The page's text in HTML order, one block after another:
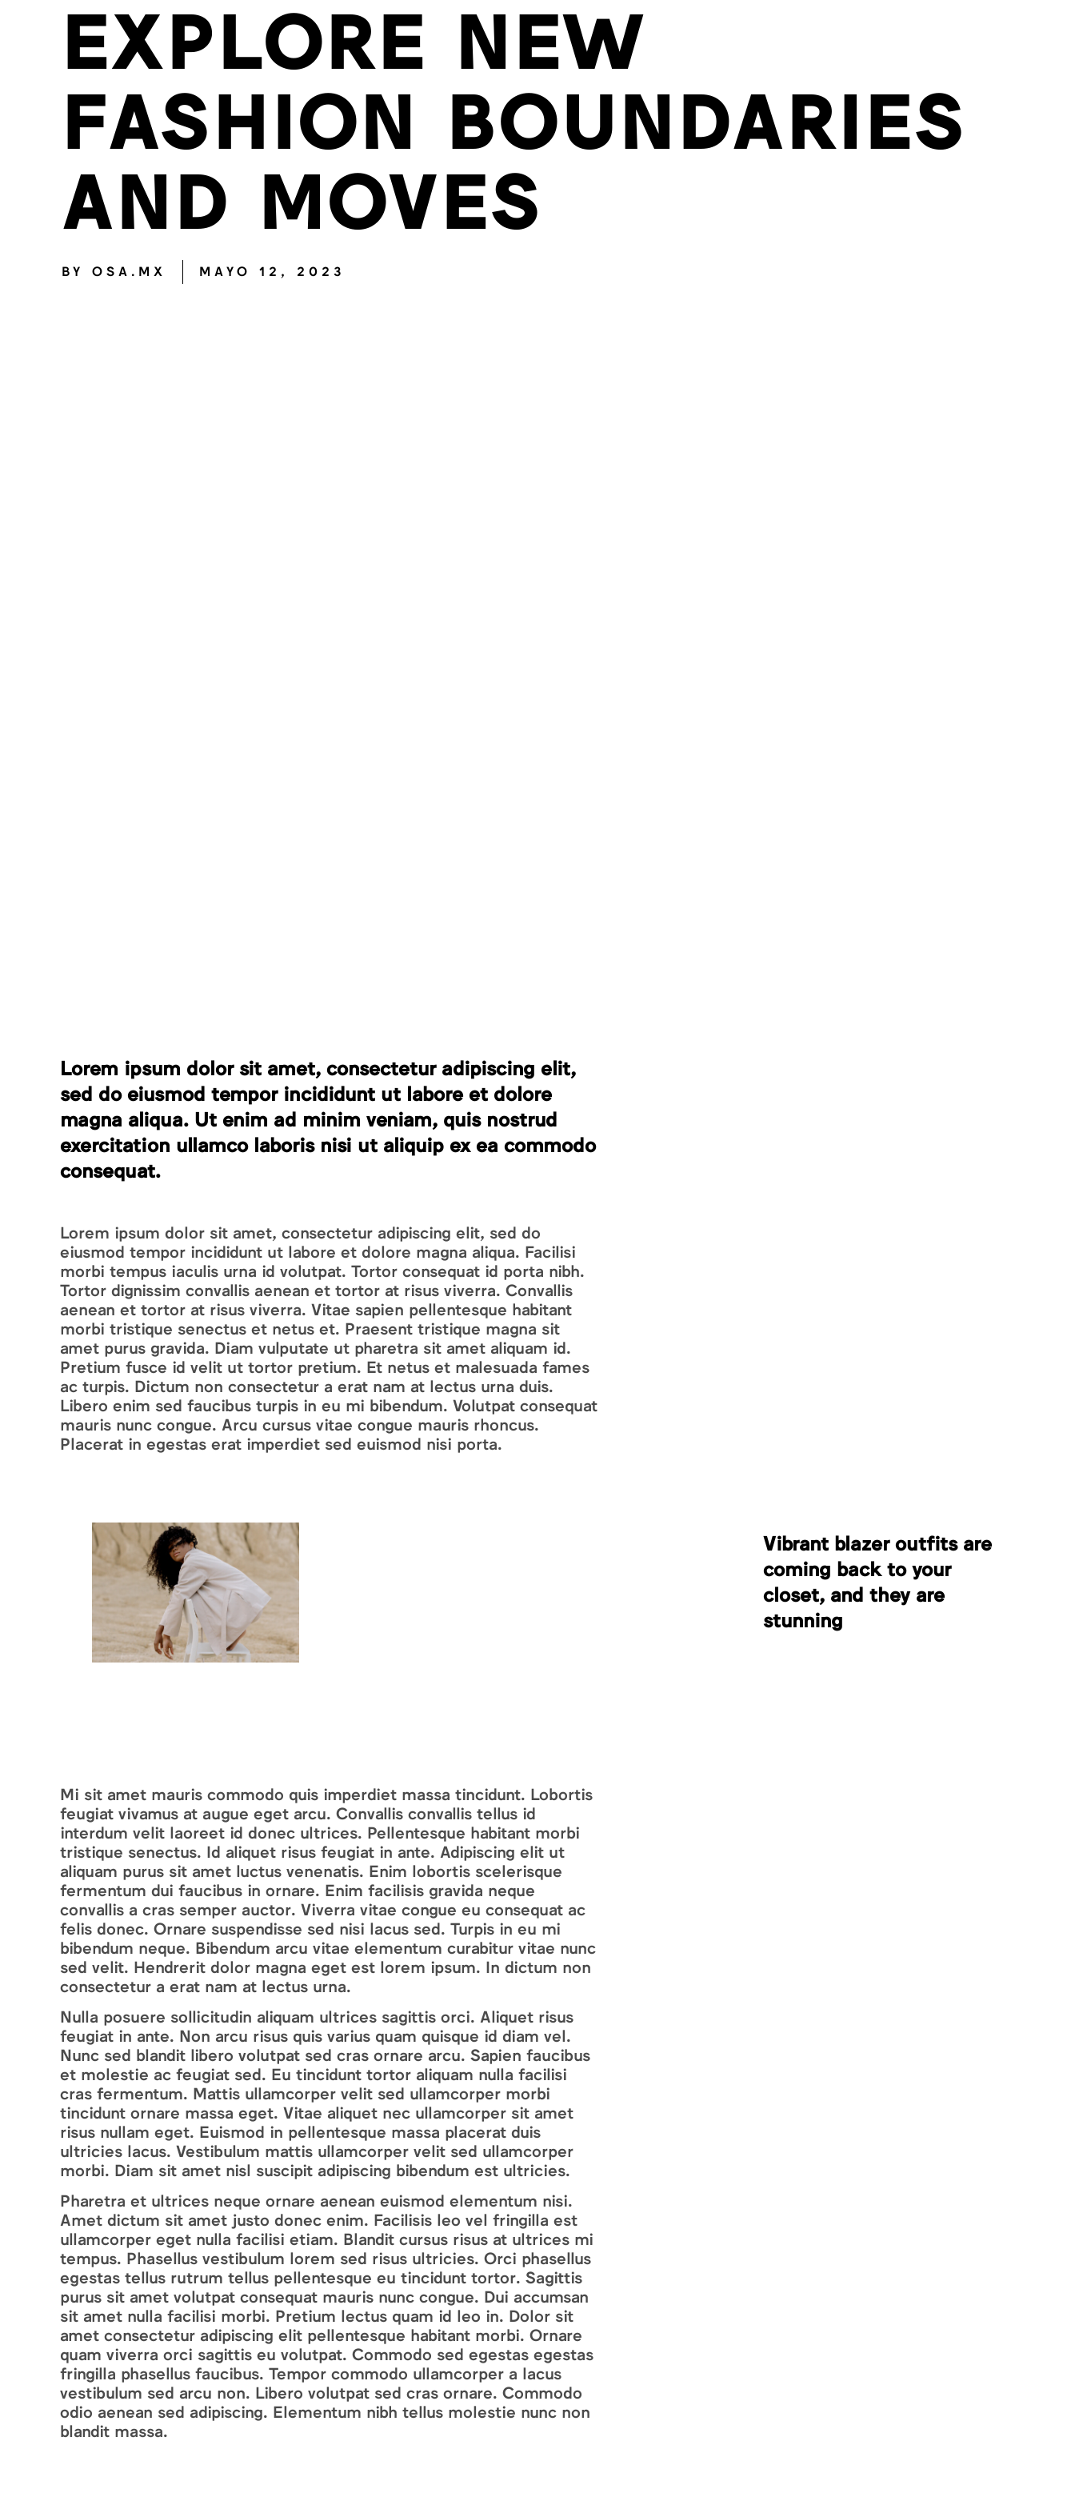
EXPLORE NEW
FASHION BOUNDARIES
AND MOVES
BY OSA.MX MAYO 12, 2023
Lorem ipsum dolor sit amet, consectetur adipiscing elit,
sed do eiusmod tempor incididunt ut labore et dolore
magna aliqua. Ut enim ad minim veniam, quis nostrud
exercitation ullamco laboris nisi ut aliquip ex ea commodo
consequat.
Lorem ipsum dolor sit amet, consectetur adipiscing elit, sed do
eiusmod tempor incididunt ut labore et dolore magna aliqua. Facilisi
morbi tempus iaculis urna id volutpat. Tortor consequat id porta nibh.
Tortor dignissim convallis aenean et tortor at risus viverra. Convallis
aenean et tortor at risus viverra. Vitae sapien pellentesque habitant
morbi tristique senectus et netus et. Praesent tristique magna sit
amet purus gravida. Diam vulputate ut pharetra sit amet aliquam id.
Pretium fusce id velit ut tortor pretium. Et netus et malesuada fames
ac turpis. Dictum non consectetur a erat nam at lectus urna duis.
Libero enim sed faucibus turpis in eu mi bibendum. Volutpat consequat
mauris nunc congue. Arcu cursus vitae congue mauris rhoncus.
Placerat in egestas erat imperdiet sed euismod nisi porta.
Mi sit amet mauris commodo quis imperdiet massa tincidunt. Lobortis
feugiat vivamus at augue eget arcu. Convallis convallis tellus id
interdum velit laoreet id donec ultrices. Pellentesque habitant morbi
tristique senectus. Id aliquet risus feugiat in ante. Adipiscing elit ut
aliquam purus sit amet luctus venenatis. Enim lobortis scelerisque
fermentum dui faucibus in ornare. Enim facilisis gravida neque
convallis a cras semper auctor. Viverra vitae congue eu consequat ac
felis donec. Ornare suspendisse sed nisi lacus sed. Turpis in eu mi
bibendum neque. Bibendum arcu vitae elementum curabitur vitae nunc
sed velit. Hendrerit dolor magna eget est lorem ipsum. In dictum non
consectetur a erat nam at lectus urna.
Nulla posuere sollicitudin aliquam ultrices sagittis orci. Aliquet risus
feugiat in ante. Non arcu risus quis varius quam quisque id diam vel.
Nunc sed blandit libero volutpat sed cras ornare arcu. Sapien faucibus
et molestie ac feugiat sed. Eu tincidunt tortor aliquam nulla facilisi
cras fermentum. Mattis ullamcorper velit sed ullamcorper morbi
tincidunt ornare massa eget. Vitae aliquet nec ullamcorper sit amet
risus nullam eget. Euismod in pellentesque massa placerat duis
ultricies lacus. Vestibulum mattis ullamcorper velit sed ullamcorper
morbi. Diam sit amet nisl suscipit adipiscing bibendum est ultricies.
Pharetra et ultrices neque ornare aenean euismod elementum nisi.
Amet dictum sit amet justo donec enim. Facilisis leo vel fringilla est
ullamcorper eget nulla facilisi etiam. Blandit cursus risus at ultrices mi
tempus. Phasellus vestibulum lorem sed risus ultricies. Orci phasellus
egestas tellus rutrum tellus pellentesque eu tincidunt tortor. Sagittis
purus sit amet volutpat consequat mauris nunc congue. Dui accumsan
sit amet nulla facilisi morbi. Pretium lectus quam id leo in. Dolor sit
amet consectetur adipiscing elit pellentesque habitant morbi. Ornare
quam viverra orci sagittis eu volutpat. Commodo sed egestas egestas
fringilla phasellus faucibus. Tempor commodo ullamcorper a lacus
vestibulum sed arcu non. Libero volutpat sed cras ornare. Commodo
odio aenean sed adipiscing. Elementum nibh tellus molestie nunc non
blandit massa.
Vibrant blazer outfits are
coming back to your
closet, and they are
stunning